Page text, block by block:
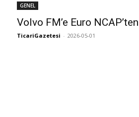
GENEL
Volvo FM’e Euro
TicariGazetesi - 2026-05-01